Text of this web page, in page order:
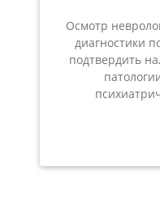
Осмотр
диагностики
подтвердить